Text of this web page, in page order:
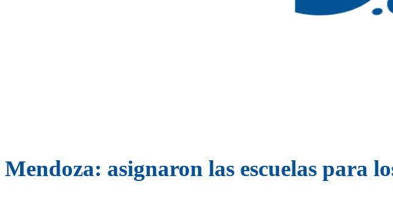
Mendoza: asignaron las escuelas para